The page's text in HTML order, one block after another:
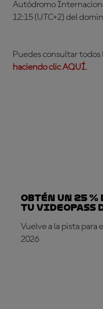
Autódromo
12:15 (UTC+2) del
Puedes consultar
haciendo clic AQUÍ.
Obtén un 25
tu VideoPass
Vuelve a la pista para
2026